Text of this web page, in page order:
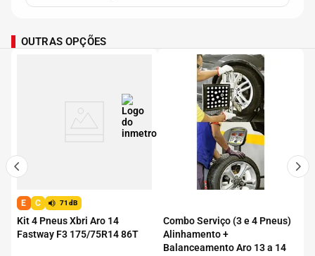
OUTRAS OPÇÕES
E C 71dB
Kit 4 Pneus Xbri Aro 14
Fastway F3 175/75R14 86T
Combo Serviço (3 e 4 Pneus)
Alinhamento +
Balanceamento Aro 13 a 14